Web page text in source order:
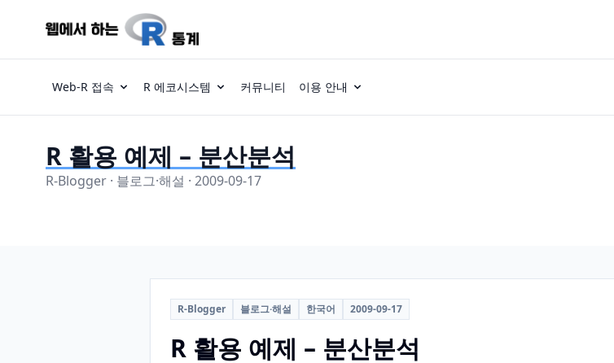
Web-R 접속 R 에코시스템 커뮤니티 이용 안내
R 활용 예제 – 분산분석
R-Blogger · 블로그·해설 · 2009-09-17
R-Blogger 블로그·해설 한국어 2009-09-17
R 활용 예제 – 분산분석